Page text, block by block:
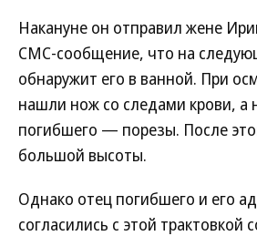
Накануне он отправил жене
СМС-сообщение, что на
обнаружит его в ванной. При
нашли нож со следами крови, а
погибшего — порезы. После
большой высоты.
Однако отец погибшего и его
согласились с этой трактовкой